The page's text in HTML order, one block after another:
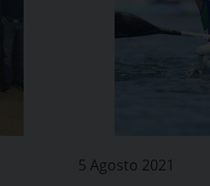
5 Agosto 2021